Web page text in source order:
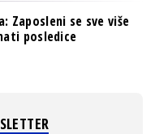
Zaposleni se sve više
posledice